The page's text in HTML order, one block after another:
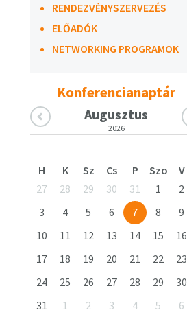
RENDEZVÉNYSZERVEZÉS
ELŐADÓK
NETWORKING PROGRAMOK
Konferencianaptár
Augusztus
2026
H K Sz Cs P Szo
V
27
28 29 30 31 1
2
3
4 5 6 7 8
9
10
11 12 13 14 15
16
17
18 19 20 21 22
23
24
25 26 27 28 29
30
31
1 2 3 4 5 6